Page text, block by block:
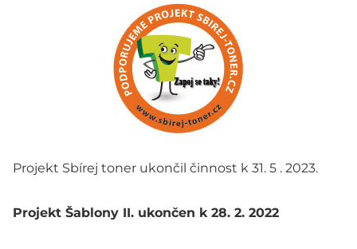
Projekt Sbírej toner ukončil činnost k 31. 5 . 2023.
Projekt Šablony II. ukončen k 28. 2. 2022